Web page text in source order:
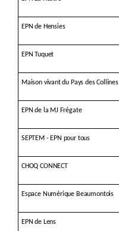
EPN de Hensies
EPN Tuquet
Maison vivant du Pays des Collines
EPN de la MJ Frégate
SEPTEM - EPN pour tous
CHOQ CONNECT
Espace Numérique Beaumontois
EPN de Lens